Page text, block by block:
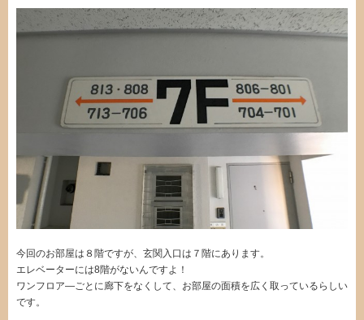
今回のお部屋は８階ですが、玄関入口は７階にあります。
エレベーターには8階がないんですよ！
ワンフロア―ごとに廊下をなくして、お部屋の面積を広く取っているらしい
です。